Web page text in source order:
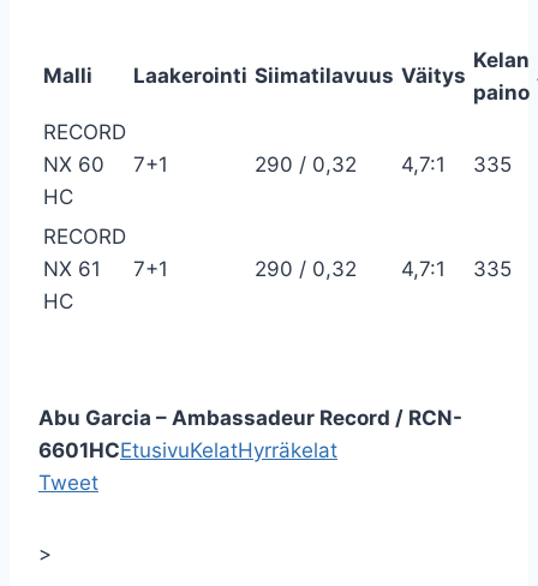
Malli Laakerointi Siimatilavuus Väitys
Kelan
paino
RECORD
NX 60
HC
7+1 290 / 0,32 4,7:1 335
RECORD
NX 61
HC
7+1 290 / 0,32 4,7:1 335
Abu Garcia – Ambassadeur Record / RCN-
6601HCEtusivuKelatHyrräkelat
Tweet
>